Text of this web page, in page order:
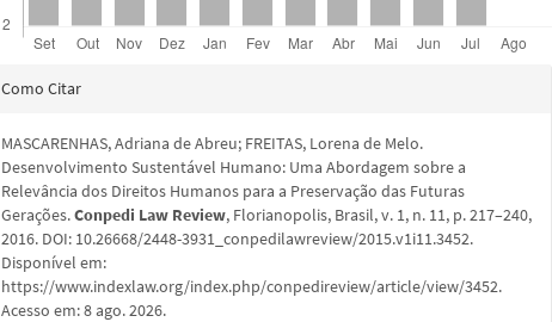
Detalhes
artigo
Como Citar
MASCARENHAS, Adriana de Abreu; FREITAS, Lorena de Melo.
Desenvolvimento Sustentável Humano: Uma Abordagem sobre a
Relevância dos Direitos Humanos para a Preservação das Futuras
Gerações.Conpedi Law Review, Florianopolis, Brasil, v. 1, n. 11, p. 217–240,
2016. DOI: 10.26668/2448-3931_conpedilawreview/2015.v1i11.3452.
Disponível em:
https://www.indexlaw.org/index.php/conpedireview/article/view/3452.
Acesso em: 8 ago. 2026.